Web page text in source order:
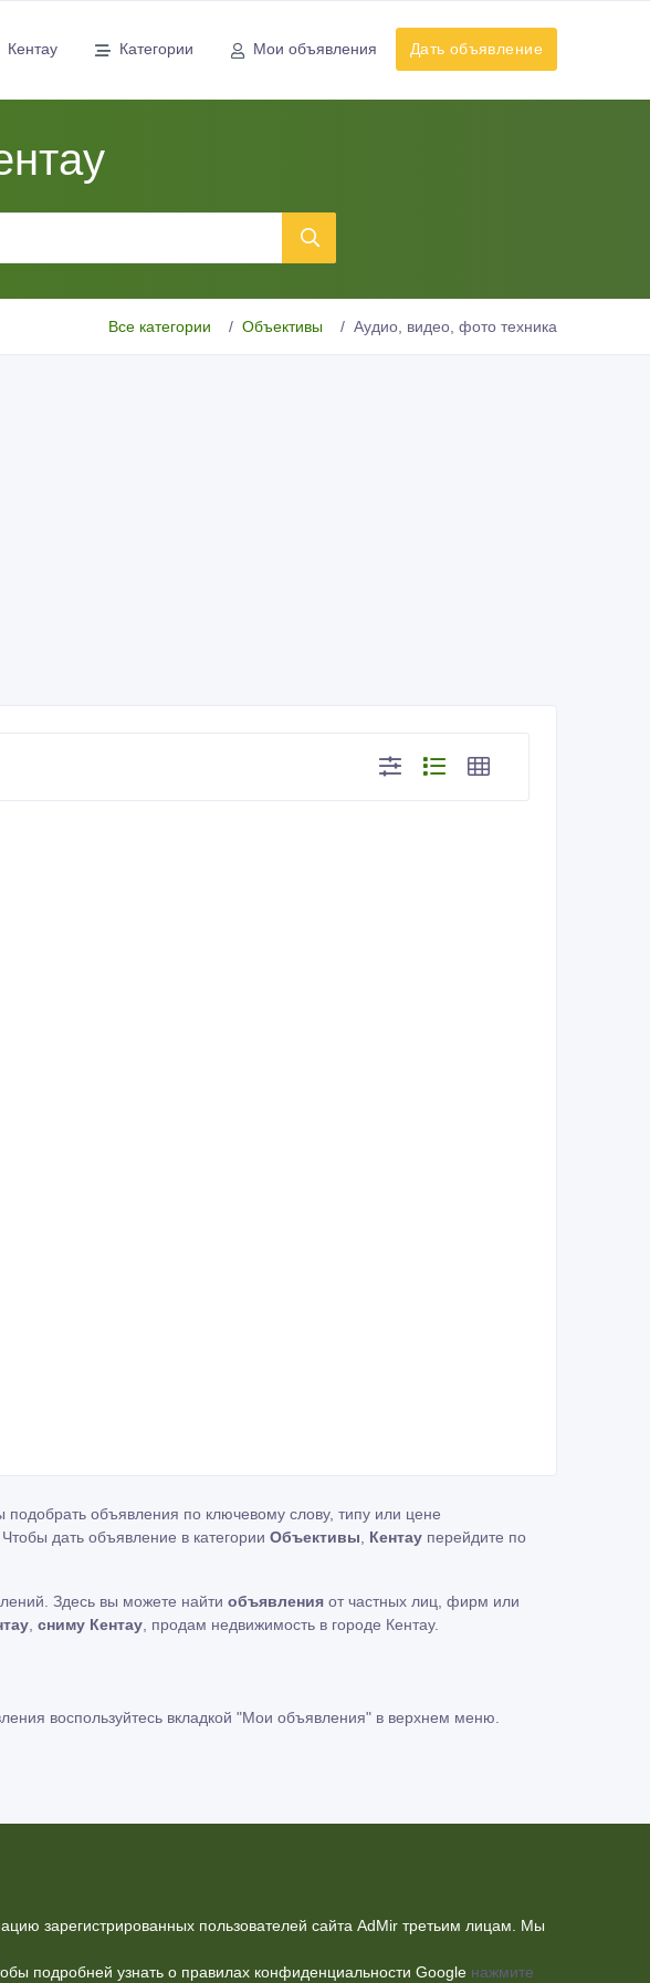
Кентау Категории Мои объявления Дать объявление
Все категории Объективы Аудио, видео, фото техника
подобрать объявления по ключевому слову, типу или цене
дать объявление в категории Объективы, Кентау перейдите по
Здесь вы можете найти объявления от частных лиц, фирм или
, сниму Кентау, продам недвижимость в городе Кентау.
воспользуйтесь вкладкой "Мои объявления" в верхнем меню.
зарегистрированных пользователей сайта AdMir третьим лицам. Мы
подробней узнать о правилах конфиденциальности Google нажмите